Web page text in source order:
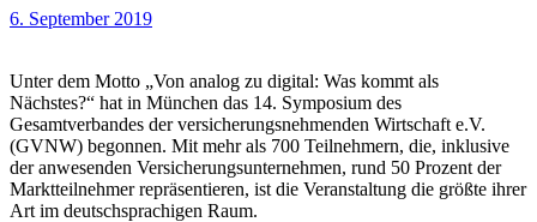
6. September 2019
Unter dem Motto „Von analog zu digital: Was kommt als
Nächstes?“ hat in München das 14. Symposium des
Gesamtverbandes der versicherungsnehmenden Wirtschaft e.V.
(GVNW) begonnen. Mit mehr als 700 Teilnehmern, die, inklusive
der anwesenden Versicherungsunternehmen, rund 50 Prozent der
Marktteilnehmer repräsentieren, ist die Veranstaltung die größte ihrer
Art im deutschsprachigen Raum.